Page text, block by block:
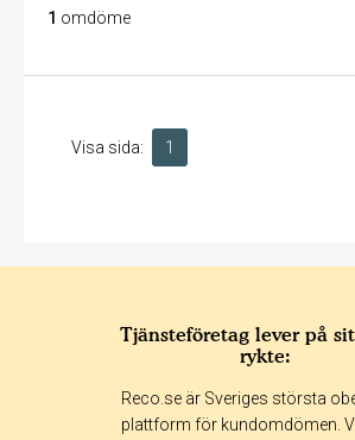
1 omdöme
Visa sida: 1
Tjänsteföretag lever på
rykte:
Reco.se är Sveriges största
plattform för kundomdömen.